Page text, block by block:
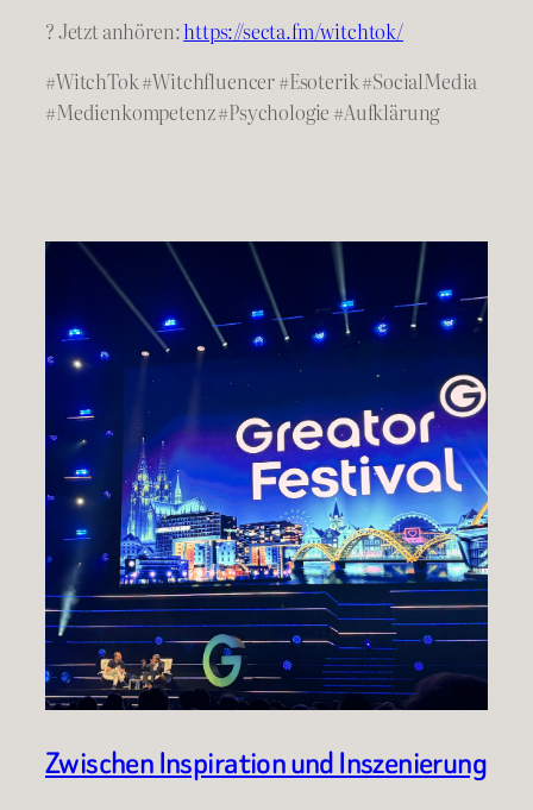
? Jetzt anhören:https://secta.fm/witchtok/
#WitchTok #Witchfluencer #Esoterik #SocialMedia
#Medienkompetenz #Psychologie #Aufklärung
Zwischen Inspiration und Inszenierung